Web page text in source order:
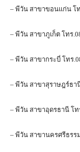
– พีวัน สาขาขอนแก่น โท
– พีวัน สาขาภูเก็ต โทร
– พีวัน สาขากระบี่ โทร
– พีวัน สาขาสุราษฎร์ธา
– พีวัน สาขาอุดรธานี โท
– พีวัน สาขานครศรีธรร